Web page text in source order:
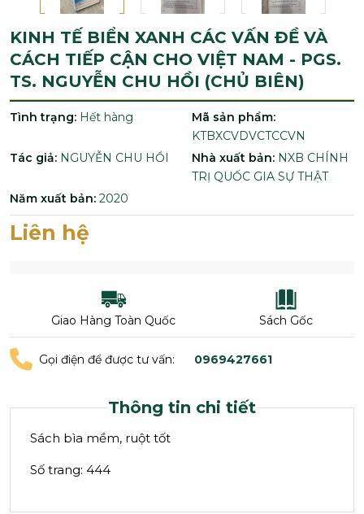
KINH TẾ BIỂN XANH CÁC VẤN ĐỀ VÀ
CÁCH TIẾP CẬN CHO VIỆT NAM - PGS.
TS. NGUYỄN CHU HỒI (CHỦ BIÊN)
Tình trạng: Hết hàng
Mã sản phẩm:
KTBXCVDVCTCCVN
Tác giả: NGUYỄN CHU HỒI Nhà xuất bản: NXB CHÍNH
TRỊ QUỐC GIA SỰ THẬT
Năm xuất bản: 2020
Liên hệ
Giao Hàng Toàn Quốc Sách Gốc
Gọi điện để được tư vấn: 0969427661
Thông tin chi tiết
Sách bìa mềm, ruột tốt
Số trang: 444